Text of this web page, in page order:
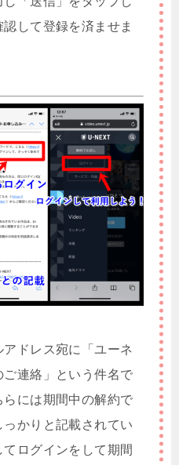
して登録を済ませま
ドレス宛に「ユーネ
連絡」という件名で
らには期間中の解約で
かりと記載されてい
ログインをして期間